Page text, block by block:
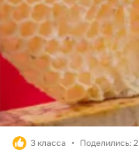
3 класса Поделились: 2